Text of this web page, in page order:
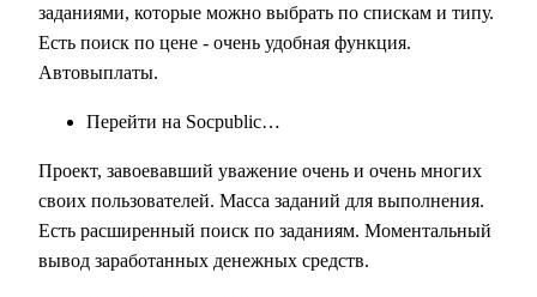
заданиями, которые можно выбрать по спискам и типу.
Есть поиск по цене - очень удобная функция.
Автовыплаты.
Перейти на Socpublic…
Проект, завоевавший уважение очень и очень многих
своих пользователей. Масса заданий для выполнения.
Есть расширенный поиск по заданиям. Моментальный
вывод заработанных денежных средств.